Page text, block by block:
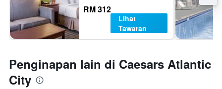
RM 312
Lihat
Tawaran
Penginapan lain di Caesars Atlantic
City